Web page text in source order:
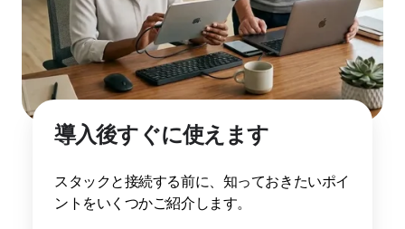
導入後すぐに使えます
スタックと接続する前に、知っておきたいポイ
ントをいくつかご紹介します。